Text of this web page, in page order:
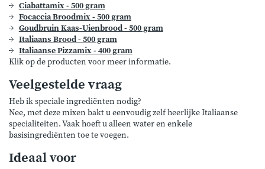
Ciabattamix - 500 gram
Focaccia Broodmix - 500 gram
Goudbruin Kaas-Uienbrood - 500 gram
Italiaans Brood - 500 gram
Italiaanse Pizzamix - 400 gram
Klik op de producten voor meer informatie.
Veelgestelde vraag
Heb ik speciale ingrediënten nodig?
Nee, met deze mixen bakt u eenvoudig zelf heerlijke Italiaanse
specialiteiten. Vaak hoeft u alleen water en enkele
basisingrediënten toe te voegen.
Ideaal voor